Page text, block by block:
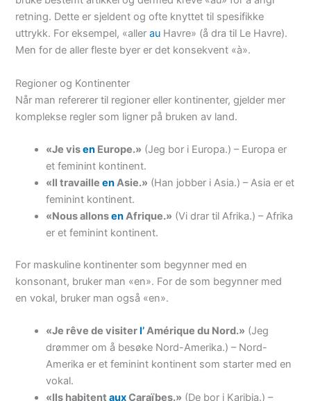
retning. Dette er sjeldent og ofte knyttet til spesifikke
uttrykk. For eksempel, «allerau Havre» (å dra til Le Havre).
Men for de aller fleste byer er det konsekvent «à».
Regioner og Kontinenter
Når man refererer til regioner eller kontinenter, gjelder mer
komplekse regler som ligner på bruken av land.
«Je visen Europe.» (Jeg bor i Europa.) – Europa er
et feminint kontinent.
«Il travailleenAsie.» (Han jobber i Asia.) – Asia er et
feminint kontinent.
«Nous allonsenAfrique.» (Vi drar til Afrika.) – Afrika
er et feminint kontinent.
For maskuline kontinenter som begynner med en
konsonant, bruker man «en». For de som begynner med
en vokal, bruker man også «en».
«Je rêve de visiterl’Amérique du Nord.» (Jeg
drømmer om å besøke Nord-Amerika.) – Nord-
Amerika er et feminint kontinent som starter med en
vokal.
«Ils habitentauxCaraïbes.» (De bor i Karibia.) –